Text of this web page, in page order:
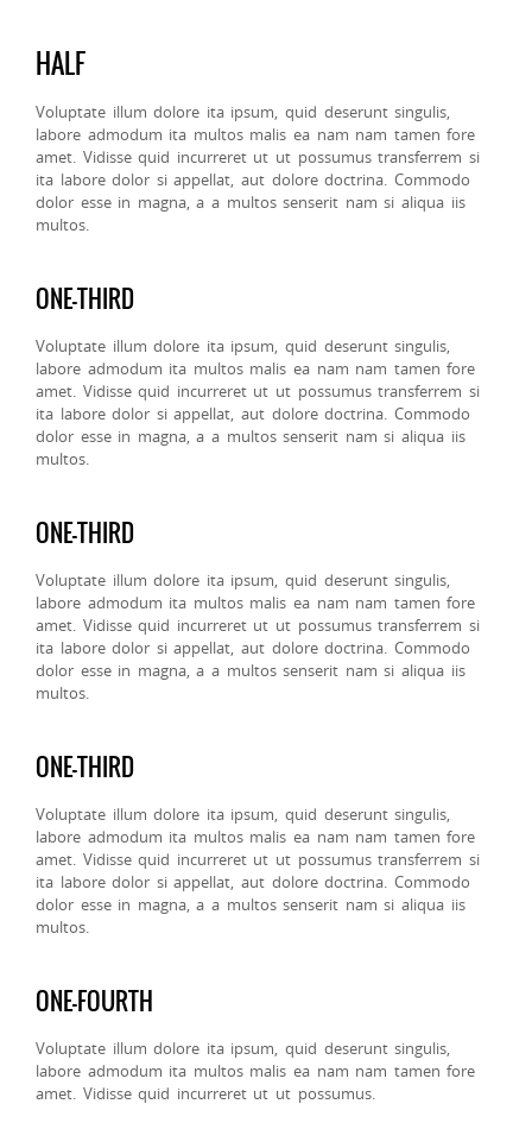
HALF
Voluptate illum dolore ita ipsum, quid deserunt singulis,
labore admodum ita multos malis ea nam nam tamen fore
amet. Vidisse quid incurreret ut ut possumus transferrem si
ita labore dolor si appellat, aut dolore doctrina. Commodo
dolor esse in magna, a a multos senserit nam si aliqua iis
multos.
ONE-THIRD
Voluptate illum dolore ita ipsum, quid deserunt singulis,
labore admodum ita multos malis ea nam nam tamen fore
amet. Vidisse quid incurreret ut ut possumus transferrem si
ita labore dolor si appellat, aut dolore doctrina. Commodo
dolor esse in magna, a a multos senserit nam si aliqua iis
multos.
ONE-THIRD
Voluptate illum dolore ita ipsum, quid deserunt singulis,
labore admodum ita multos malis ea nam nam tamen fore
amet. Vidisse quid incurreret ut ut possumus transferrem si
ita labore dolor si appellat, aut dolore doctrina. Commodo
dolor esse in magna, a a multos senserit nam si aliqua iis
multos.
ONE-THIRD
Voluptate illum dolore ita ipsum, quid deserunt singulis,
labore admodum ita multos malis ea nam nam tamen fore
amet. Vidisse quid incurreret ut ut possumus transferrem si
ita labore dolor si appellat, aut dolore doctrina. Commodo
dolor esse in magna, a a multos senserit nam si aliqua iis
multos.
ONE-FOURTH
Voluptate illum dolore ita ipsum, quid deserunt singulis,
labore admodum ita multos malis ea nam nam tamen fore
amet. Vidisse quid incurreret ut ut possumus.